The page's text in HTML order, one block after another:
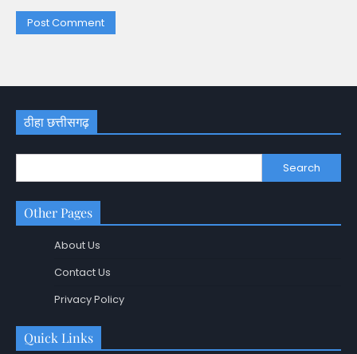
ठीहा छत्तीसगढ़
Search
Other Pages
About Us
Contact Us
Privacy Policy
Quick Links